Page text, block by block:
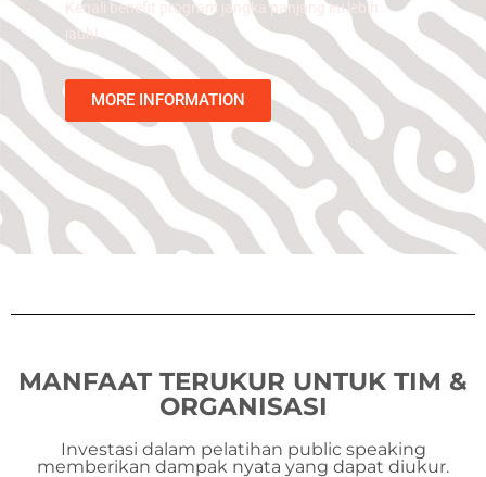
Kenali benefit program jangka panjang ini lebih
jauh!
MORE INFORMATION
MANFAAT TERUKUR UNTUK TIM &
ORGANISASI
Investasi dalam pelatihan public speaking
memberikan dampak nyata yang dapat diukur.